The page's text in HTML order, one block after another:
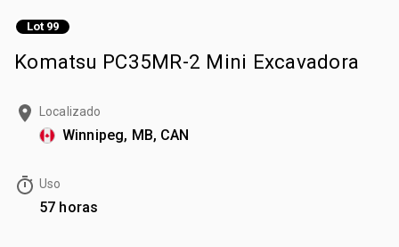
Lot 99
Komatsu PC35MR-2 Mini Excavadora
Localizado
Winnipeg, MB, CAN
Uso
57 horas